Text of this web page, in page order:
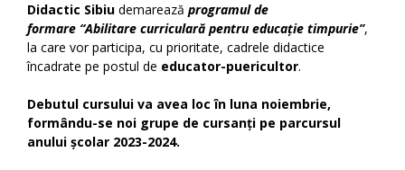
Didactic Sibiu demarează programul de
formare “Abilitare curriculară pentru educație timpurie”,
la care vor participa, cu prioritate, cadrele didactice
încadrate pe postul de educator-puericultor.
Debutul cursului va avea loc în luna noiembrie,
formându-se noi grupe de cursanți pe parcursul
anului școlar 2023-2024.